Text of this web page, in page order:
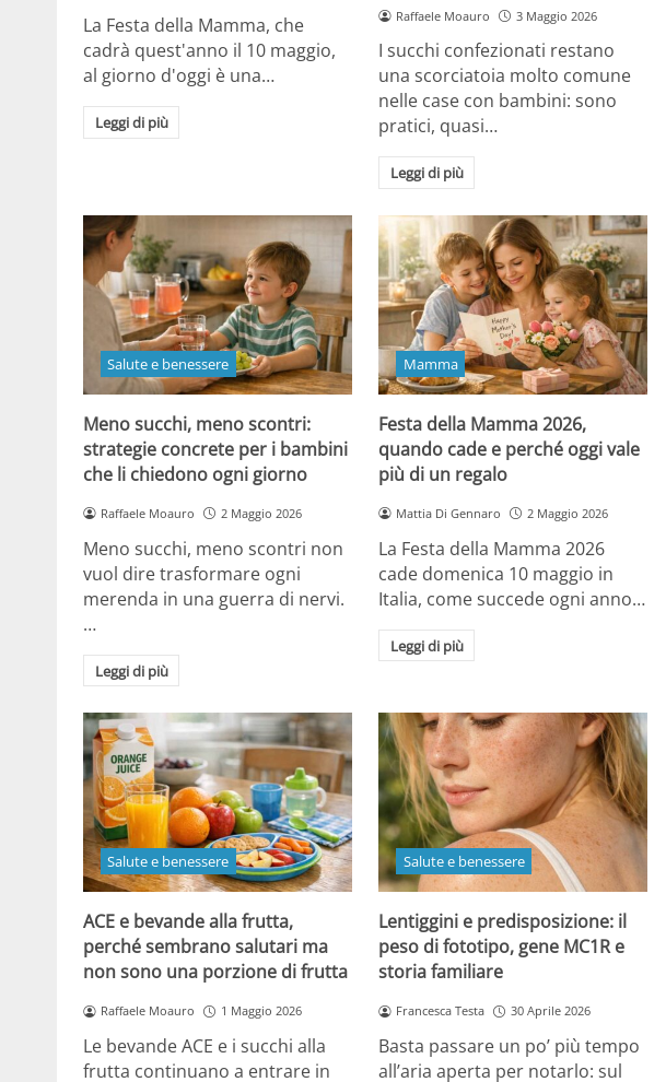
La Festa della Mamma, che
cadrà quest'anno il 10 maggio,
al giorno d'oggi è una…
Leggi di più
Raffaele Moauro 3 Maggio 2026
I succhi confezionati restano
una scorciatoia molto comune
nelle case con bambini: sono
pratici, quasi…
Leggi di più
Salute e benessere
Meno succhi, meno scontri:
strategie concrete per i bambini
che li chiedono ogni giorno
Raffaele Moauro 2 Maggio 2026
Meno succhi, meno scontri non
vuol dire trasformare ogni
merenda in una guerra di nervi.
…
Leggi di più
Mamma
Festa della Mamma 2026,
quando cade e perché oggi vale
più di un regalo
Mattia Di Gennaro 2 Maggio 2026
La Festa della Mamma 2026
cade domenica 10 maggio in
Italia, come succede ogni anno…
Leggi di più
Salute e benessere
ACE e bevande alla frutta,
perché sembrano salutari ma
non sono una porzione di frutta
Raffaele Moauro 1 Maggio 2026
Le bevande ACE e i succhi alla
frutta continuano a entrare in
Salute e benessere
Lentiggini e predisposizione: il
peso di fototipo, gene MC1R e
storia familiare
Francesca Testa 30 Aprile 2026
Basta passare un po’ più tempo
all’aria aperta per notarlo: sul